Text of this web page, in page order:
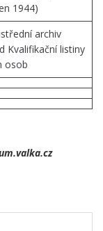
1944)
archiv
Kvalifikační listiny
osob